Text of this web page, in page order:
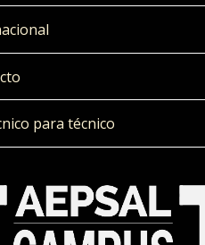
para técnico